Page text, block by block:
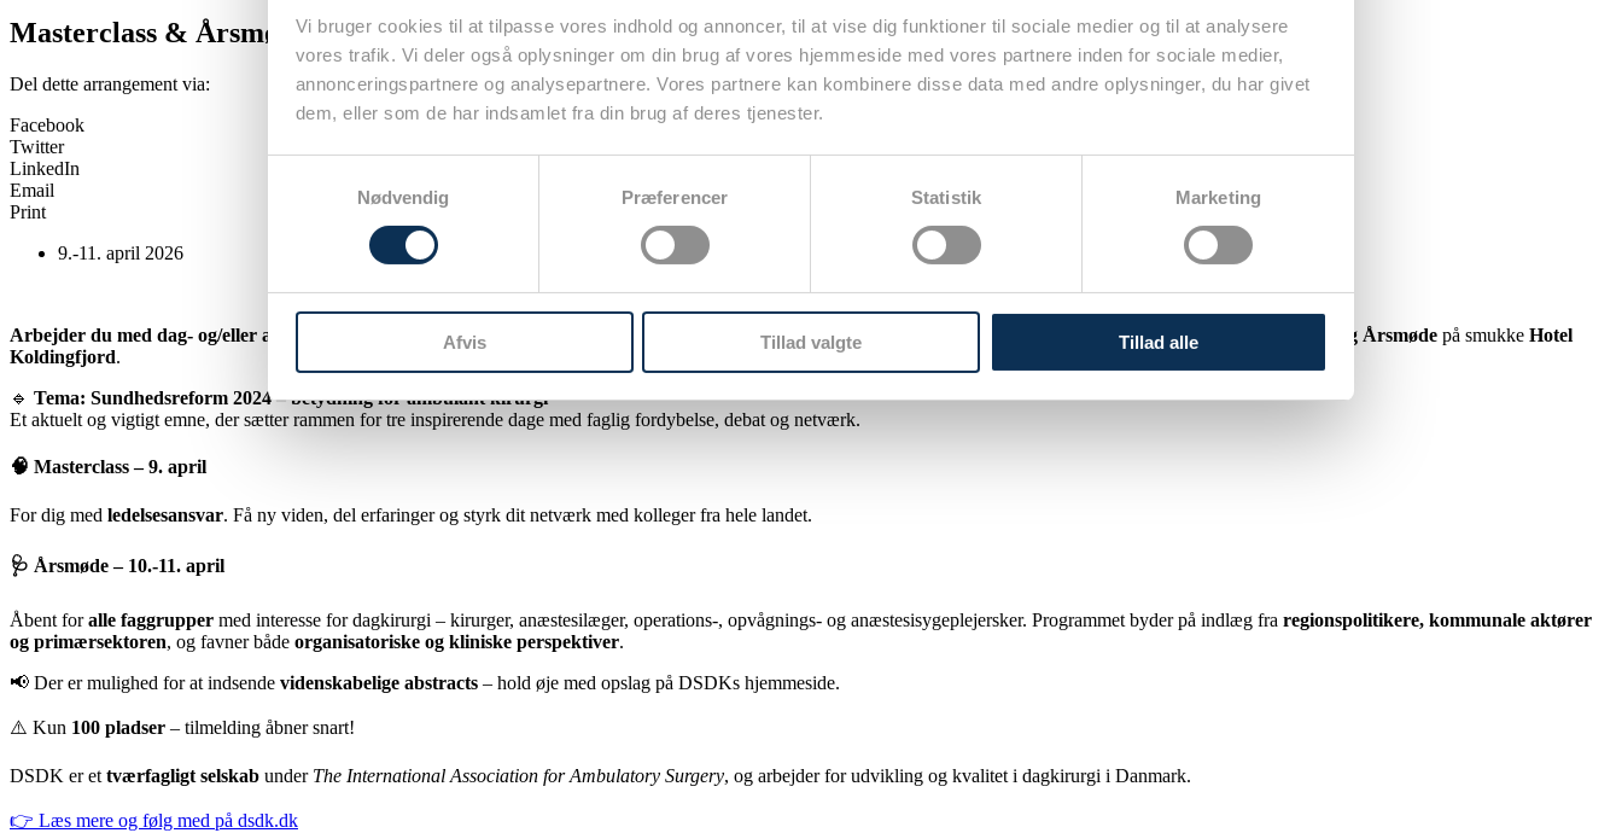
Vi bruger cookies til at tilpasse vores indhold og annoncer, til at vise dig funktioner til sociale medier og til at analysere
vores trafik. Vi deler også oplysninger om din brug af vores hjemmeside med vores partnere inden for sociale medier,
annonceringspartnere og analysepartnere. Vores partnere kan kombinere disse data med andre oplysninger, du har givet
dem, eller som de har indsamlet fra din brug af deres tjenester.
Nødvendig
Præferencer Statistik Marketing
Afvis Tillad valgte Tillad alle
Masterclass & Årsmøde i Dagkirurgi 2026
Del dette arrangement via:
Facebook
Twitter
LinkedIn
Email
Print
9.-11. april 2026
Arbejder du med dag- og/eller ambulant kirurgi? Så sæt kryds i kalenderen den 9.-11. april 2026, hvorDansk Selskab for Dagkirurgi (DSDK)inviterer til Masterclass og Årsmøde på smukke Hotel
Koldingfjord.
🔹 Tema: Sundhedsreform 2024 – betydning for ambulant kirurgi
Et aktuelt og vigtigt emne, der sætter rammen for tre inspirerende dage med faglig fordybelse, debat og netværk.
🧠 Masterclass – 9. april
For dig med ledelsesansvar. Få ny viden, del erfaringer og styrk dit netværk med kolleger fra hele landet.
🩺 Årsmøde – 10.-11. april
Åbent foralle faggrupper med interesse for dagkirurgi – kirurger, anæstesilæger, operations-, opvågnings- og anæstesisygeplejersker. Programmet byder på indlæg fra regionspolitikere, kommunale aktører
og primærsektoren, og favner både organisatoriske og kliniske perspektiver.
📢 Der er mulighed for at indsende videnskabelige abstracts – hold øje med opslag på DSDKs hjemmeside.
⚠️ Kun 100 pladser – tilmelding åbner snart!
DSDK er et tværfagligt selskab under The International Association for Ambulatory Surgery, og arbejder for udvikling og kvalitet i dagkirurgi i Danmark.
👉 Læs mere og følg med på dsdk.dk